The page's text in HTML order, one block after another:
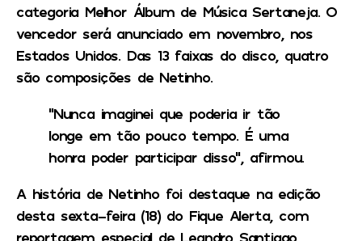
categoria Melhor Álbum de Música Sertaneja. O
vencedor será anunciado em novembro, nos
Estados Unidos. Das 13 faixas do disco, quatro
são composições de Netinho.
“Nunca imaginei que poderia ir tão
longe em tão pouco tempo. É uma
honra poder participar disso”, afirmou.
A história de Netinho foi destaque na edição
desta sexta-feira (18) do Fique Alerta, com
reportagem especial de Leandro Santiago.